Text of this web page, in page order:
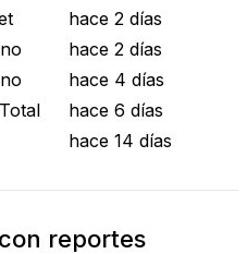
hace 2 días
hace 2 días
hace 4 días
hace 6 días
hace 14 días
reportes